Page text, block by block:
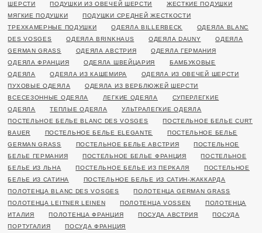
ШЕРСТИ
ПОДУШКИ ИЗ ОВЕЧЕЙ ШЕРСТИ
ЖЕСТКИЕ ПОДУШКИ
МЯГКИЕ ПОДУШКИ
ПОДУШКИ СРЕДНЕЙ ЖЕСТКОСТИ
ТРЕХКАМЕРНЫЕ ПОДУШКИ
ОДЕЯЛА BILLERBECK
ОДЕЯЛА BLANC
DES VOSGES
ОДЕЯЛА BRINKHAUS ОДЕЯЛА DAUNY
ОДЕЯЛА
GERMAN GRASS
ОДЕЯЛА АВСТРИЯ
ОДЕЯЛА ГЕРМАНИЯ
ОДЕЯЛА ФРАНЦИЯ
ОДЕЯЛА ШВЕЙЦАРИЯ
БАМБУКОВЫЕ
ОДЕЯЛА
ОДЕЯЛА ИЗ КАШЕМИРА
ОДЕЯЛА ИЗ ОВЕЧЕЙ ШЕРСТИ
ПУХОВЫЕ ОДЕЯЛА
ОДЕЯЛА ИЗ ВЕРБЛЮЖЕЙ ШЕРСТИ
ВСЕСЕЗОННЫЕ ОДЕЯЛА
ЛЕГКИЕ ОДЕЯЛА
СУПЕРЛЕГКИЕ
ОДЕЯЛА
ТЕПЛЫЕ ОДЕЯЛА
УЛЬТРАЛЕГКИЕ ОДЕЯЛА
ПОСТЕЛЬНОЕ БЕЛЬЕ BLANC DES VOSGES
ПОСТЕЛЬНОЕ БЕЛЬЕ CURT
BAUER
ПОСТЕЛЬНОЕ БЕЛЬЕ ELEGANTE
ПОСТЕЛЬНОЕ БЕЛЬЕ
GERMAN GRASS
ПОСТЕЛЬНОЕ БЕЛЬЕ АВСТРИЯ
ПОСТЕЛЬНОЕ
БЕЛЬЕ ГЕРМАНИЯ
ПОСТЕЛЬНОЕ БЕЛЬЕ ФРАНЦИЯ
ПОСТЕЛЬНОЕ
БЕЛЬЕ ИЗ ЛЬНА
ПОСТЕЛЬНОЕ БЕЛЬЕ ИЗ ПЕРКАЛЯ
ПОСТЕЛЬНОЕ
БЕЛЬЕ ИЗ САТИНА
ПОСТЕЛЬНОЕ БЕЛЬЕ ИЗ САТИН-ЖАККАРДА
ПОЛОТЕНЦА BLANC DES VOSGES
ПОЛОТЕНЦА GERMAN GRASS
ПОЛОТЕНЦА LEITNER LEINEN
ПОЛОТЕНЦА VOSSEN
ПОЛОТЕНЦА
ИТАЛИЯ
ПОЛОТЕНЦА ФРАНЦИЯ ПОСУДА АВСТРИЯ
ПОСУДА
ПОРТУГАЛИЯ
ПОСУДА ФРАНЦИЯ